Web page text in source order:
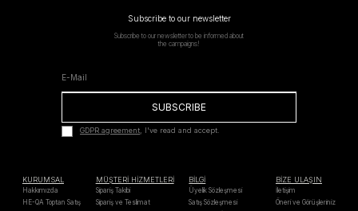
Subscribe to our newsletter
Subscribe to our newsletter to be informed about
the campaigns!
SUBSCRIBE
GDPR agreement, I've read and accept.
KURUMSAL
Hakkımızda
HE-QA Toptan Satış
MÜŞTERİ HİZMETLERİ
Sipariş Takibi
Sipariş ve Teslimat
BİLGİ
Üyelik Sözleşmesi
Satış Sözleşmesi
BİZE ULAŞIN
İletişim
Öneri ve Görüşleriniz